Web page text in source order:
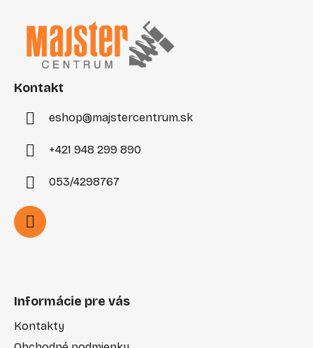
Kontakt
eshop@majstercentrum.sk
+421 948 299 890
053/4298767
Informácie pre vás
Kontakty